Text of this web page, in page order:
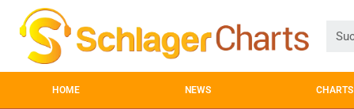
HOME NEWS CHARTS